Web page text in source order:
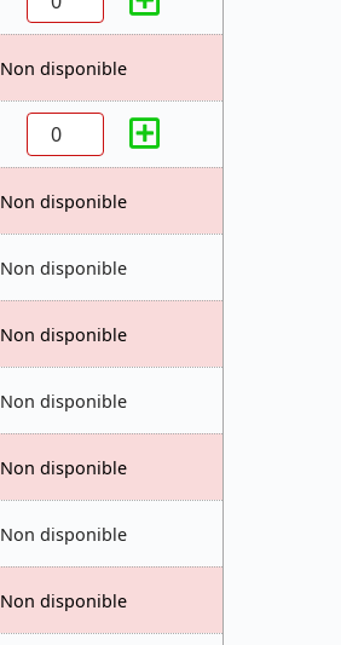
Non disponible
Non disponible
Non disponible
Non disponible
Non disponible
Non disponible
Non disponible
Non disponible